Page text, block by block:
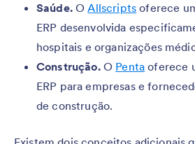
Saúde.OAllscripts oferece
ERP desenvolvida
hospitais e organizações
Construção. O Penta oferece
ERP para empresas e
de construção.